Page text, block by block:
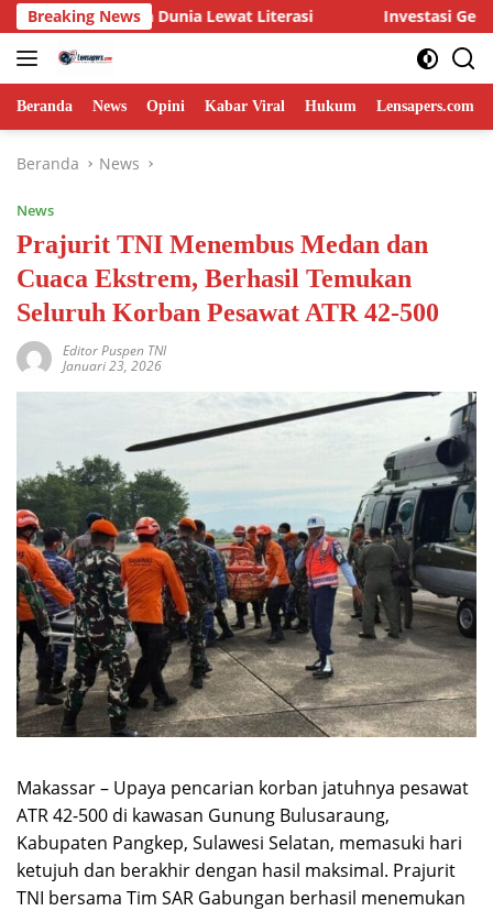
Langsung
ke
konten
Breaking News
Dunia Lewat Literasi Investasi Generasi Tangguh:
Beranda News Opini Kabar Viral Hukum Lensapers.com
Beranda News
News
Prajurit TNI Menembus Medan dan
Cuaca Ekstrem, Berhasil Temukan
Seluruh Korban Pesawat ATR 42-500
Editor Puspen TNI
Januari 23, 2026
Makassar – Upaya pencarian korban jatuhnya pesawat
ATR 42-500 di kawasan Gunung Bulusaraung,
Kabupaten Pangkep, Sulawesi Selatan, memasuki hari
ketujuh dan berakhir dengan hasil maksimal. Prajurit
TNI bersama Tim SAR Gabungan berhasil menemukan